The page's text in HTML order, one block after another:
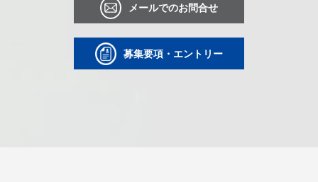
メールでのお問合せ
募集要項・エントリー